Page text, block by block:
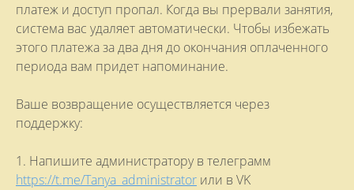
платеж и доступ пропал. Когда вы прервали занятия,
система вас удаляет автоматически. Чтобы избежать
этого платежа за два дня до окончания оплаченного
периода вам придет напоминание.
Ваше возвращение осуществляется через
поддержку:
1. Напишите администратору в телеграмм
https://t.me/Tanya_administrator или в VK